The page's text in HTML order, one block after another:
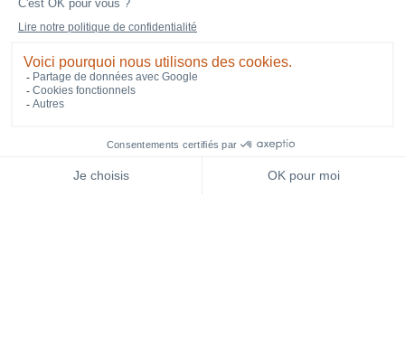
VOTRE SÉMINAIRE DANS LE 8E
ARRONDISSEMENT DE PARIS
Idéalement situé dans le 8e arrondissement de
Paris, à seulement 2 minutes à pied de la Place
de l’Étoile et de l’Arc de Triomphe, le Grand
Hôtel Champs-Élysées est l’adresse parfaite
pour vos événements professionnels et privés.
NEWSLETTER RÉSERVEZ